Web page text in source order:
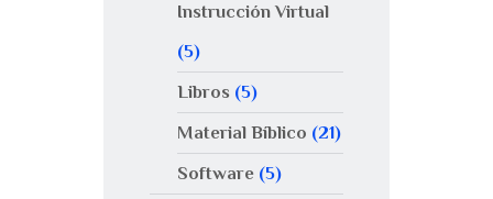
Instrucción Virtual
(5)
Libros (5)
Material Bíblico (21)
Software(5)